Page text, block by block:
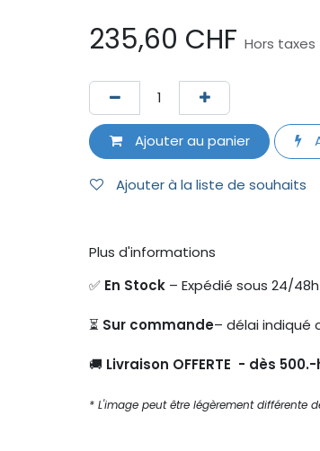
235,60 CHF Hors taxes
Ajouter au panier
Ajouter à la liste de souhaits
Plus d'informations
✅ En Stock – Expédié sous 24/48h
⏳ Sur commande– délai indiqué
🚚 Livraison OFFERTE - dès
* L'image peut être légèrement différente